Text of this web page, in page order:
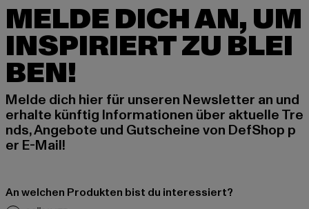
MELDE DICH AN, UM
INSPIRIERT ZU BLEI
BEN!
Melde dich hier für unseren Newsletter an und
erhalte künftig Informationen über aktuelle Tre
nds, Angebote und Gutscheine von DefShop p
er E-Mail!
An welchen Produkten bist du interessiert?